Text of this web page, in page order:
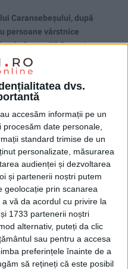
dvs.
accesăm informații pe un
date personale,
standard trimise de un
personalizate, măsurarea
audienței și dezvoltarea
și partenerii noștri putem
geolocație prin scanarea
vă da acordul cu privire la
1733 partenerii noștri
alternativ, puteți da clic
sau pentru a accesa
preferințele înainte de a
să rețineți că este posibil
Caransebeșului, după
persoane vârstnice
în fosta vilă Popov!